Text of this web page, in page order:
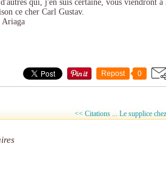
d'autres qui, j'en suis certaine, vous viendront à
ce cher Carl Gustav.
Ariaga
Repost 0
<< Citations ... Le supplice